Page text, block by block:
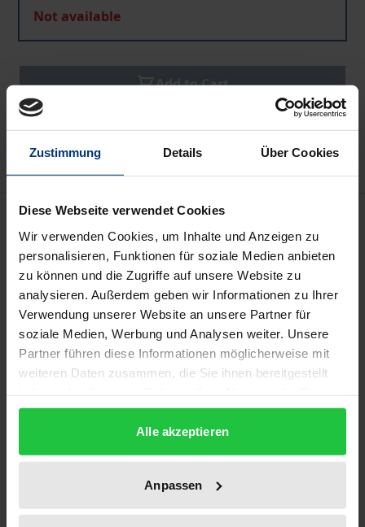
Zustimmung Details Über Cookies
Diese Webseite verwendet Cookies
Wir verwenden Cookies, um Inhalte und Anzeigen zu
personalisieren, Funktionen für soziale Medien anbieten
zu können und die Zugriffe auf unsere Website zu
analysieren. Außerdem geben wir Informationen zu Ihrer
Verwendung unserer Website an unsere Partner für
soziale Medien, Werbung und Analysen weiter. Unsere
Partner führen diese Informationen möglicherweise mit
weiteren Daten zusammen, die Sie ihnen bereitgestellt
gesammelt haben.
Alle akzeptieren
Anpassen
Not available
Add to Cart
Add to Wish List
Delivery cost notice
Description
Die Frage der Einbindung der Länder Mittel- und
Osteuropas in die euro-atlantischen Strukturen
gestaltet sich schwieriger als in den neuen
Demokratien erwartet. Auch das Unterfangen, die
Streitkräfte »demokratiegerecht«
umzustrukturieren und sowohl ihre Eingliederung in
ihre Befähigung zur Zusammenarbeit mit westlichen
Bewältigung dieser Aufgabe kann auf das Denken
Graf Baudissins, des »Vaters der Inneren Führung«